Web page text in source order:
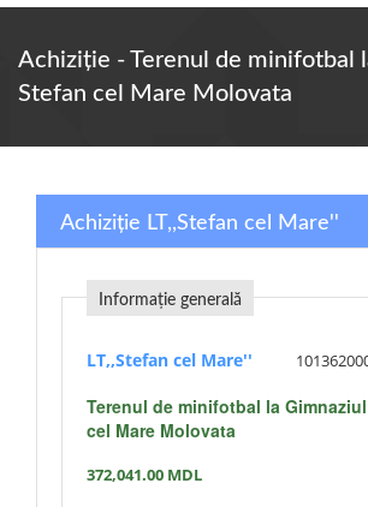
Achiziție - Terenul de minifotbal
Stefan cel Mare Molovata
Achiziție LT,,Stefan cel Mare''
Informație generală
LT,,Stefan cel Mare''
Terenul de minifotbal la
cel Mare Molovata
372,041.00 MDL